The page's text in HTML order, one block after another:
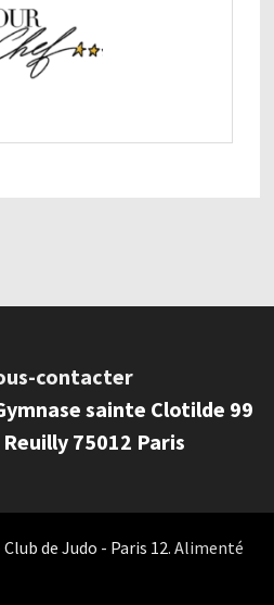
contacter
sainte Clotilde 99
75012 Paris
Club de Judo - Paris 12. Alimenté